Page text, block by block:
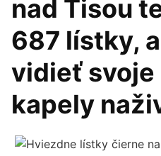
nad Tisou
687 lístky,
vidieť
kapely